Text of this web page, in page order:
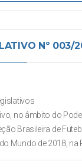
Nº 003/
no âmbito do
Brasileira de
Mundo de 2018, na